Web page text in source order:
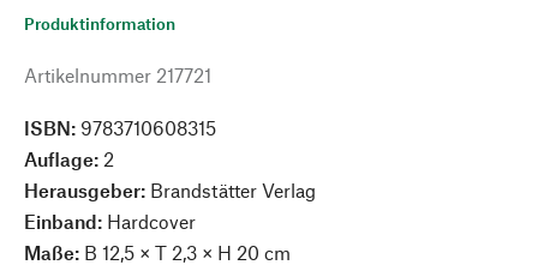
Produktinformation
Artikelnummer 217721
ISBN: 9783710608315
Auflage: 2
Herausgeber: Brandstätter Verlag
Einband: Hardcover
Maße: B 12,5 × T 2,3 × H 20 cm